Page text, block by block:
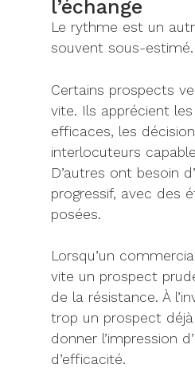
l’échange
Le rythme est un
souvent sous-estimé.
Certains prospects
vite. Ils apprécient
efficaces, les
interlocuteurs
D’autres ont besoin
progressif, avec des
posées.
Lorsqu’un
vite un prospect
de la résistance. À
trop un prospect
donner l’impression
d’efficacité.